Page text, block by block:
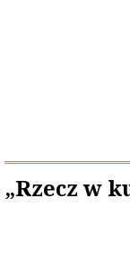
„Rzecz w